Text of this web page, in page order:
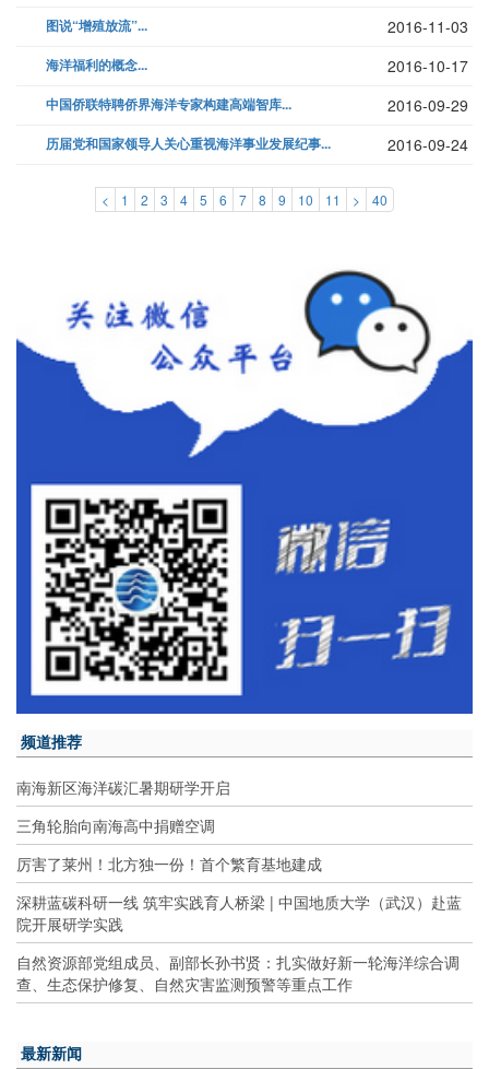
图说“增殖放流”... 2016-11-03
海洋福利的概念... 2016-10-17
中国侨联特聘侨界海洋专家构建高端智库... 2016-09-29
历届党和国家领导人关心重视海洋事业发展纪事... 2016-09-24
< 1 2 3 4 5 6 7 8 9 10 11 > 40
频道推荐
南海新区海洋碳汇暑期研学开启
三角轮胎向南海高中捐赠空调
厉害了莱州！北方独一份！首个繁育基地建成
深耕蓝碳科研一线 筑牢实践育人桥梁 | 中国地质大学（武汉）赴蓝
院开展研学实践
自然资源部党组成员、副部长孙书贤：扎实做好新一轮海洋综合调
查、生态保护修复、自然灾害监测预警等重点工作
最新新闻